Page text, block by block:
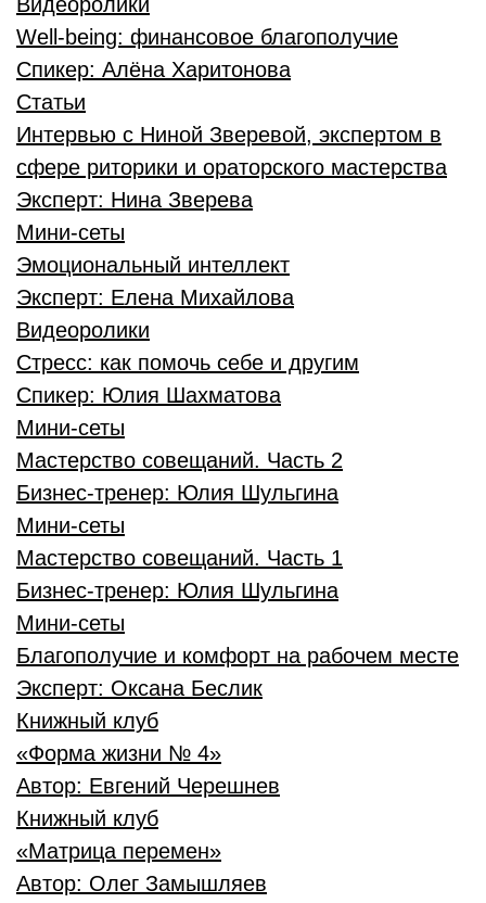
Well-being: финансовое благополучие
Спикер: Алёна Харитонова
Статьи
Интервью с Ниной Зверевой, экспертом в
сфере риторики и ораторского мастерства
Эксперт: Нина Зверева
Мини-сеты
Эмоциональный интеллект
Эксперт: Елена Михайлова
Видеоролики
Стресс: как помочь себе и другим
Спикер: Юлия Шахматова
Мини-сеты
Мастерство совещаний. Часть 2
Бизнес-тренер: Юлия Шульгина
Мини-сеты
Мастерство совещаний. Часть 1
Бизнес-тренер: Юлия Шульгина
Мини-сеты
Благополучие и комфорт на рабочем месте
Эксперт: Оксана Беслик
Книжный клуб
«Форма жизни № 4»
Автор: Евгений Черешнев
Книжный клуб
«Матрица перемен»
Автор: Олег Замышляев